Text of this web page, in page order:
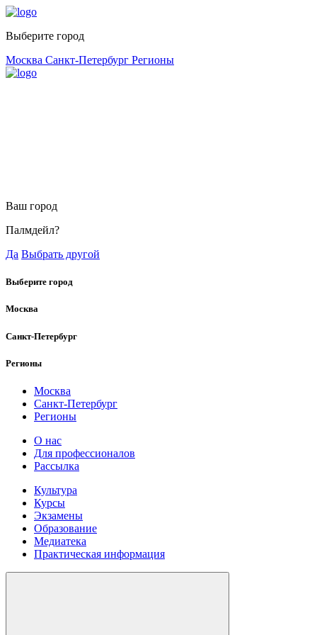
Выберите город
Москва Санкт-Петербург Регионы
Ваш город
Палмдейл?
Да Выбрать другой
Выберите город
Москва
Санкт-Петербург
Регионы
Москва
Санкт-Петербург
Регионы
О нас
Для профессионалов
Рассылка
Культура
Курсы
Экзамены
Образование
Медиатека
Практическая информация